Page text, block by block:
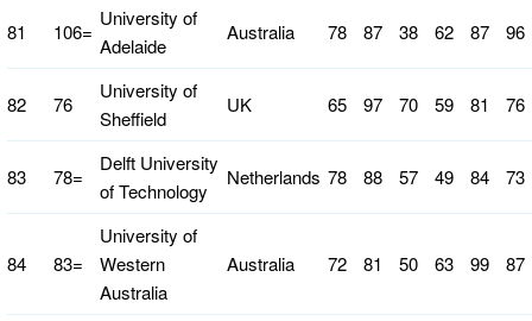
81 106=
University of
Adelaide
Australia 78 87 38 62 87 96
82 76
University of
Sheffield
UK 65 97 70 59 81 76
83 78=
Delft University
of Technology
Netherlands 78 88 57 49 84 73
84 83=
University of
Western
Australia
Australia 72 81 50 63 99 87